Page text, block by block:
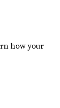
how your